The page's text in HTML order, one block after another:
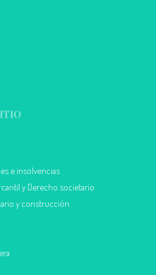
e insolvencias
y Derecho societario
y construcción